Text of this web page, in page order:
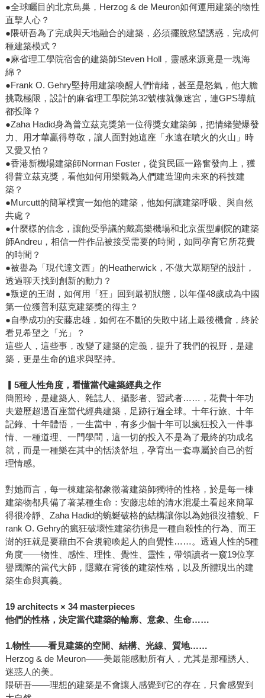
●全球矚目的北京鳥巢，Herzog & de Meuron如何運用建築的物性
直擊人心？
●隈研吾為了完成與天地融合的建築，必須擺脫慾望誘惑，完成何
種建築模式？
●麻省理工學院宿舍的建築師Steven Holl，靈感來源竟是一塊海
綿？
●Frank O. Gehry堅持用建築喚醒人們情緒，甚至是怒氣，他大膽
挑戰極限，設計的麻省理工學院第32號樓就像迷宮，連GPS導航
都投降？
●Zaha Hadid身為普立茲克獎第一位得獎女建築師，把情緒變爆發
力、用才華贏得尊敬，讓人面對她這座「永遠在噴火的火山」時
又愛又怕？
●香港新機場建築師Norman Foster，從貧民區一路奮發向上，獲
得普立茲克獎，看他如何用樂觀為人們建造迎向未來的科技建
築？
●Murcutt的簡單樸實一如他的建築，他如何讓建築呼吸、與自然
共處？
●什麼樣的信念，讓飽受爭議的戴高樂機場和北京蛋型劇院的建築
師Andreu，相信一件作品被接受需要的時間，如同孕育它所花費
的時間？
●被譽為「現代達文西」的Heatherwick，不做大眾期望的設計，
透過聊天找到創新的動力？
●叛逆的王澍，如何用「狂」回到最初狀態，以年僅48歲成為中國
第一位獲普利茲克建築獎的得主？
●自學成功的安藤忠雄，如何在不斷的失敗中賭上最後機會，終於
看見希望之「光」？
這些人，這些事，改變了建築的定義，提升了我們的視野，是建
築，更是生命的追求與堅持。
▎5種人性角度，看懂當代建築經典之作
簡照玲，是建築人、雜誌人、攝影者、習武者……，花費十年功
夫遊歷超過百座當代經典建築，足跡行遍全球。十年行旅、十年
記錄、十年體悟，一生當中，有多少個十年可以瘋狂投入一件事
情、一種道理、一門學問，這一切的投入不是為了最終的功成名
就，而是一種樂在其中的恬淡舒坦，孕育出一套專屬於自己的哲
理情感。
對她而言，每一棟建築都象徵著建築師獨特的性格，於是每一棟
建築物都具備了著某種生命：安藤忠雄的清水混凝土看起來簡單
得很冷靜、Zaha Hadid的蜿蜒破格的結構讓你以為她很沒禮貌、F
rank O. Gehry的瘋狂破壞性建築彷彿是一種自殺性的行為、而王
澍的狂就是要藉由不合規範喚起人的自覺性……。透過人性的5種
角度——物性、感性、理性、覺性、靈性，帶領讀者一窺19位享
譽國際的當代大師，隱藏在背後的建築性格，以及所體現出的建
築生命與真義。
19 architects × 34 masterpieces
他們的性格，決定當代建築的輪廓、意象、生命……
1.物性——看見建築的空間、結構、光線、質地……
Herzog & de Meuron——美最能感動所有人，尤其是那種誘人、
迷惑人的美。
隈研吾——理想的建築是不會讓人感覺到它的存在，只會感覺到